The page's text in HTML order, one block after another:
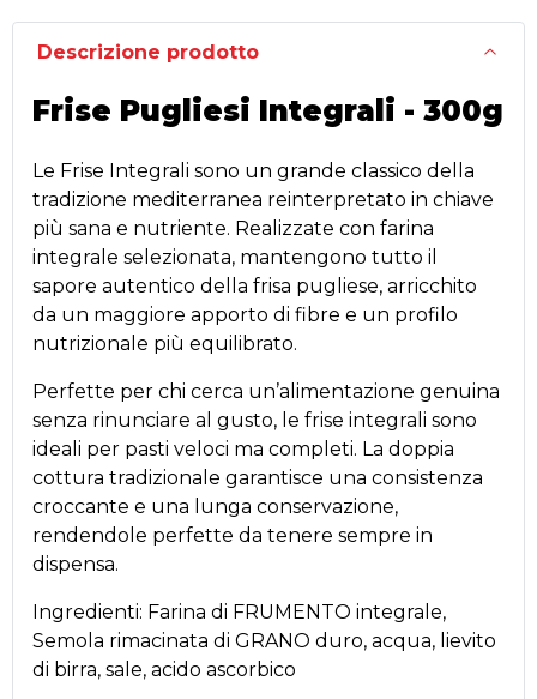
Descrizione prodotto
Frise Pugliesi Integrali - 300g
Le Frise Integrali sono un grande classico della
tradizione mediterranea reinterpretato in chiave
più sana e nutriente. Realizzate con farina
integrale selezionata, mantengono tutto il
sapore autentico della frisa pugliese, arricchito
da un maggiore apporto di fibre e un profilo
nutrizionale più equilibrato.
Perfette per chi cerca un’alimentazione genuina
senza rinunciare al gusto, le frise integrali sono
ideali per pasti veloci ma completi. La doppia
cottura tradizionale garantisce una consistenza
croccante e una lunga conservazione,
rendendole perfette da tenere sempre in
dispensa.
Ingredienti: Farina di FRUMENTO integrale,
Semola rimacinata di GRANO duro, acqua, lievito
di birra, sale, acido ascorbico